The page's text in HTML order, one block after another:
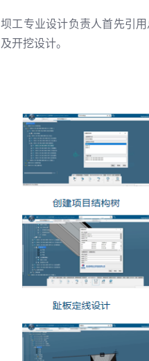
坝工专业设计负责人首先引
及开挖设计。